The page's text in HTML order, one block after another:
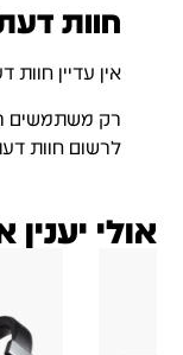
חוות
אין עדיין חוות
רק משתמשים
לרשום חוות
אולי